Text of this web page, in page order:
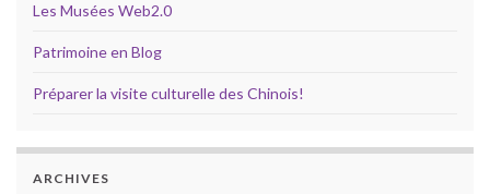
Les Musées Web2.0
Patrimoine en Blog
Préparer la visite culturelle des Chinois!
ARCHIVES